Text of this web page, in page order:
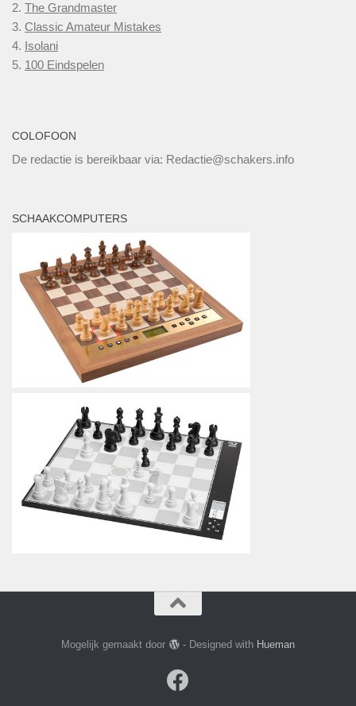
2. The Grandmaster
3. Classic Amateur Mistakes
4. Isolani
5. 100 Eindspelen
COLOFOON
De redactie is bereikbaar via: Redactie@schakers.info
SCHAAKCOMPUTERS
Mogelijk gemaakt door - Designed with Hueman